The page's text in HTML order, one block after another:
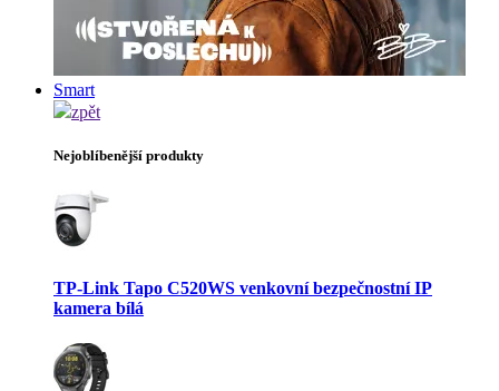
Smart
zpět
Nejoblíbenější produkty
TP-Link Tapo C520WS venkovní bezpečnostní IP
kamera bílá